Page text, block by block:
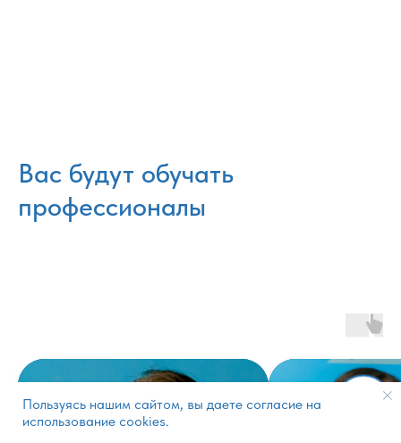
Вас будут обучать
профессионалы
Пользуясь нашим сайтом, вы даете согласие на
использование cookies.
«Записаться на бесплатный урок»